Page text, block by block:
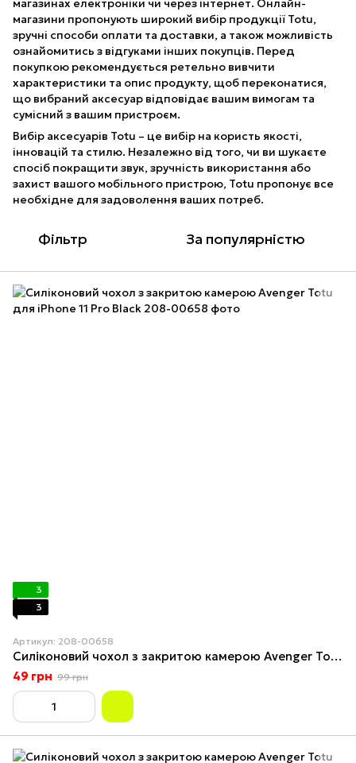
магазинах електроніки чи через інтернет. Онлайн-
магазини пропонують широкий вибір продукції Totu,
зручні способи оплати та доставки, а також можливість
ознайомитись з відгуками інших покупців. Перед
покупкою рекомендується ретельно вивчити
характеристики та опис продукту, щоб переконатися,
що вибраний аксесуар відповідає вашим вимогам та
сумісний з вашим пристроєм.
Вибір аксесуарів Totu – це вибір на користь якості,
інновацій та стилю. Незалежно від того, чи ви шукаєте
спосіб покращити звук, зручність використання або
захист вашого мобільного пристрою, Totu пропонує все
необхідне для задоволення ваших потреб.
Фільтр За популярністю
3
3
Артикул: 208-00658
Силіконовий чохол з закритою камерою Avenger Totu для iPhone 11 Pro Black
49 грн 99 грн